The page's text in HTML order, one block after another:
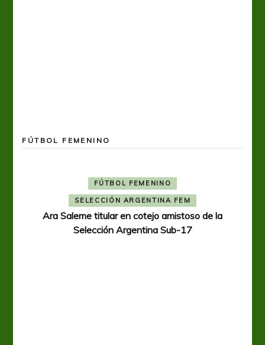
FÚTBOL FEMENINO
FÚTBOL FEMENINO
SELECCIÓN ARGENTINA FEM
Ara Saleme titular en cotejo amistoso de la
Selección Argentina Sub-17